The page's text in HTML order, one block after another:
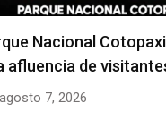
Nacional
afluencia de
agosto 7, 2026